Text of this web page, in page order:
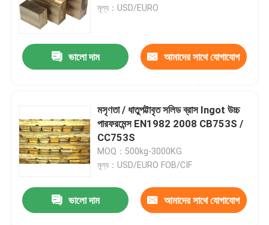
মূল্য：USD/EURO
ভালো দাম আমাদের সাথে যোগাযোগ
মসৃণতা / ধাতুপট্টাবৃত সলিড ব্রাস Ingot উচ্চ
পারফরমেন্স EN1982 2008 CB753S /
CC753S
MOQ：500kg-3000KG
মূল্য：USD/EURO FOB/CIF
ভালো দাম আমাদের সাথে যোগাযোগ